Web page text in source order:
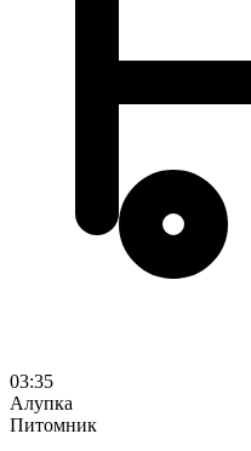
03:35
Алупка
Питомник